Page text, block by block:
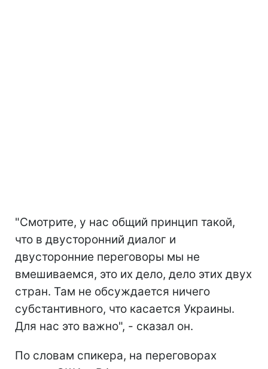
"Смотрите, у нас общий принцип такой,
что в двусторонний диалог и
двусторонние переговоры мы не
вмешиваемся, это их дело, дело этих двух
стран. Там не обсуждается ничего
субстантивного, что касается Украины.
Для нас это важно", - сказал он.
По словам спикера, на переговорах